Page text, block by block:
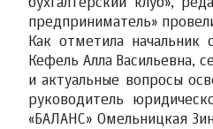
бухгалтерский клуб»,
предприниматель»
Как отметила начальник
Кефель Алла Васильевна,
и актуальные вопросы
руководитель
«БАЛАНС» Омельницкая